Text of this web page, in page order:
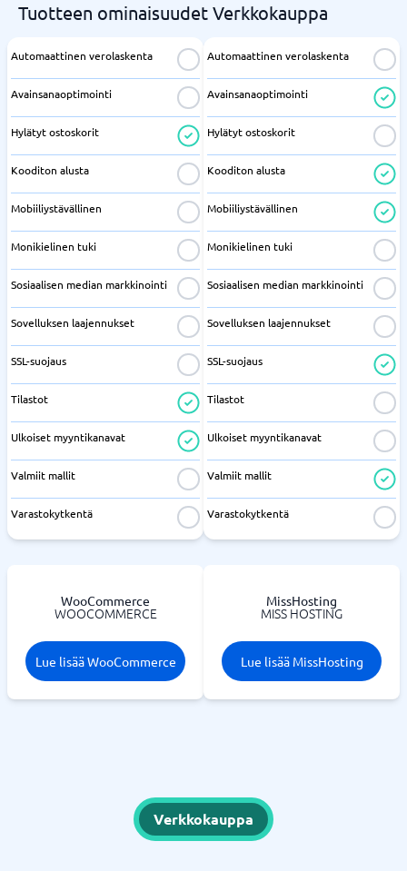
Tuotteen ominaisuudet Verkkokauppa
Automaattinen verolaskenta
Avainsanaoptimointi
Hylätyt ostoskorit
Kooditon alusta
Mobiiliystävällinen
Monikielinen tuki
Sosiaalisen median markkinointi
Sovelluksen laajennukset
SSL-suojaus
Tilastot
Ulkoiset myyntikanavat
Valmiit mallit
Varastokytkentä
Automaattinen verolaskenta
Avainsanaoptimointi
Hylätyt ostoskorit
Kooditon alusta
Mobiiliystävällinen
Monikielinen tuki
Sosiaalisen median markkinointi
Sovelluksen laajennukset
SSL-suojaus
Tilastot
Ulkoiset myyntikanavat
Valmiit mallit
Varastokytkentä
WooCommerce
WOOCOMMERCE
Lue lisää WooCommerce
MissHosting
MISS HOSTING
Lue lisää MissHosting
Verkkokauppa